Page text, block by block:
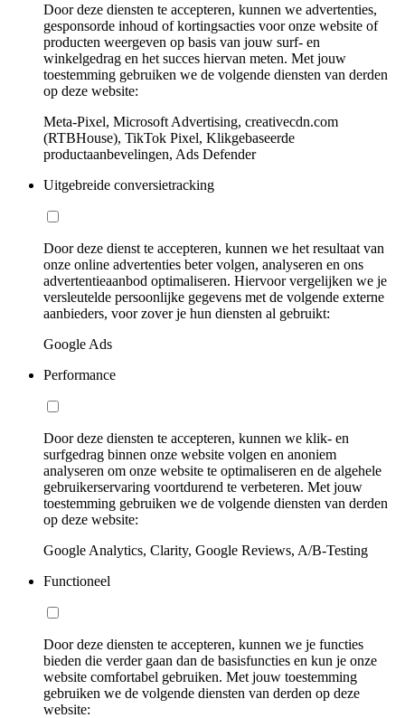
Door deze diensten te accepteren, kunnen we advertenties,
gesponsorde inhoud of kortingsacties voor onze website of
producten weergeven op basis van jouw surf- en
winkelgedrag en het succes hiervan meten. Met jouw
toestemming gebruiken we de volgende diensten van derden
op deze website:
Meta-Pixel, Microsoft Advertising, creativecdn.com
(RTBHouse), TikTok Pixel, Klikgebaseerde
productaanbevelingen, Ads Defender
Uitgebreide conversietracking
Door deze dienst te accepteren, kunnen we het resultaat van
onze online advertenties beter volgen, analyseren en ons
advertentieaanbod optimaliseren. Hiervoor vergelijken we je
versleutelde persoonlijke gegevens met de volgende externe
aanbieders, voor zover je hun diensten al gebruikt:
Google Ads
Performance
Door deze diensten te accepteren, kunnen we klik- en
surfgedrag binnen onze website volgen en anoniem
analyseren om onze website te optimaliseren en de algehele
gebruikerservaring voortdurend te verbeteren. Met jouw
toestemming gebruiken we de volgende diensten van derden
op deze website:
Google Analytics, Clarity, Google Reviews, A/B-Testing
Functioneel
Door deze diensten te accepteren, kunnen we je functies
bieden die verder gaan dan de basisfuncties en kun je onze
website comfortabel gebruiken. Met jouw toestemming
gebruiken we de volgende diensten van derden op deze
website: